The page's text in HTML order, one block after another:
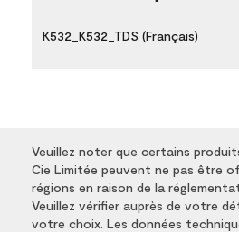
K532_K532_TDS (Français)
Veuillez noter que certains
Cie Limitée peuvent ne pas être
régions en raison de la
Veuillez vérifier auprès de votre
votre choix. Les données